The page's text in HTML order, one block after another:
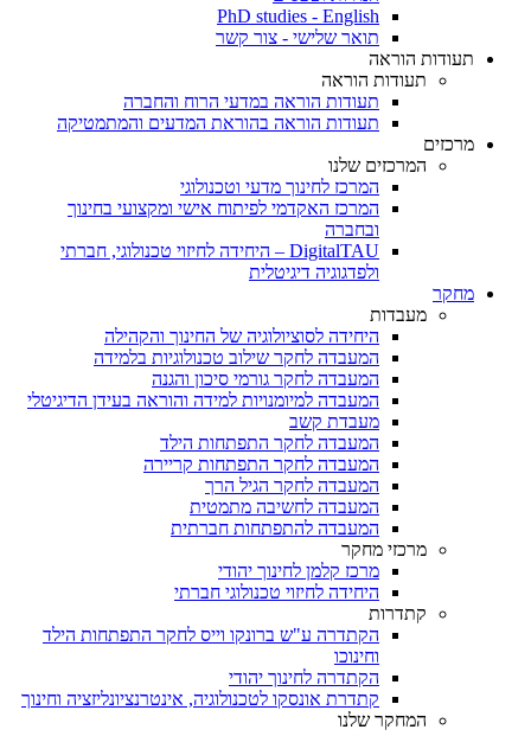
PhD studies - English
תואר שלישי - צור קשר
תעודות הוראה
תעודות הוראה
תעודות הוראה במדעי הרוח והחברה
תעודות הוראה בהוראת המדעים והמתמטיקה
מרכזים
המרכזים שלנו
המרכז לחינוך מדעי וטכנולוגי
המרכז האקדמי לפיתוח אישי ומקצועי בחינוך
ובחברה
DigitalTAU – היחידה לחיזוי טכנולוגי, חברתי
ולפדגוגיה דיגיטלית
מחקר
מעבדות
היחידה לסוציולוגיה של החינוך והקהילה
המעבדה לחקר שילוב טכנולוגיות בלמידה
המעבדה לחקר גורמי סיכון והגנה
המעבדה למיומנויות למידה והוראה בעידן הדיגיטלי
מעבדת קשב
המעבדה לחקר התפתחות הילד
המעבדה לחקר התפתחות קריירה
המעבדה לחקר הגיל הרך
המעבדה לחשיבה מתמטית
המעבדה להתפתחות חברתית
מרכזי מחקר
מרכז קלמן לחינוך יהודי
היחידה לחיזוי טכנולוגי חברתי
קתדרות
הקתדרה ע"ש ברונקו וייס לחקר התפתחות הילד
וחינוכו
הקתדרה לחינוך יהודי
קתדרת אונסקו לטכנולוגיה, אינטרנציונליזציה וחינוך
המחקר שלנו